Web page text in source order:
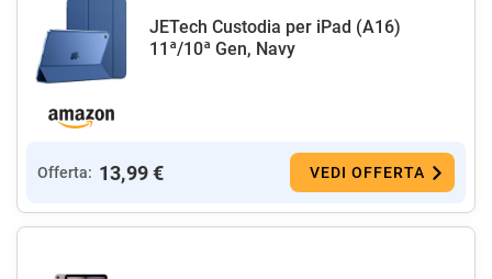
JETech Custodia per iPad (A16)
11ª/10ª Gen, Navy
Offerta: 13,99 € VEDI OFFERTA